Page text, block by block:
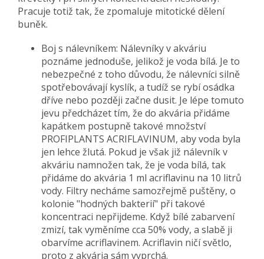
Pracuje totiž tak, že zpomaluje mitotické dělení
buněk.
Boj s nálevníkem: Nálevníky v akváriu
poznáme jednoduše, jelikož je voda bílá. Je to
nebezpečné z toho důvodu, že nálevníci silně
spotřebovávají kyslík, a tudíž se rybí osádka
dříve nebo později začne dusit. Je lépe tomuto
jevu předcházet tím, že do akvária přidáme
kapátkem postupně takové množství
PROFIPLANTS ACRIFLAVINUM, aby voda byla
jen lehce žlutá. Pokud je však již nálevník v
akváriu namnožen tak, že je voda bílá, tak
přidáme do akvária 1 ml acriflavinu na 10 litrů
vody. Filtry necháme samozřejmě puštěny, o
kolonie "hodných bakterií" při takové
koncentraci nepřijdeme. Když bílé zabarvení
zmizí, tak vyměníme cca 50% vody, a slabě ji
obarvíme acriflavinem. Acriflavin ničí světlo,
proto z akvária sám vyprchá.